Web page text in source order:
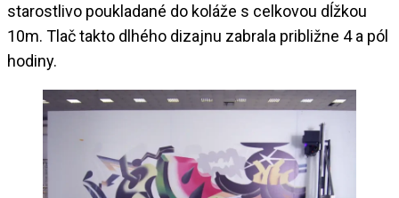
starostlivo poukladané do koláže s celkovou dĺžkou
10m. Tlač takto dlhého dizajnu zabrala približne 4 a pól
hodiny.